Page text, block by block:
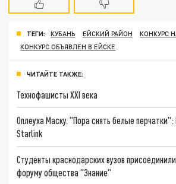
ТЕГИ: КУБАНЬ ЕЙСКИЙ РАЙОН
КОНКУРС
КОНКУРС ОБЪЯВЛЕН В ЕЙСКЕ
ЧИТАЙТЕ ТАКЖЕ:
Технофашисты XXI века
Оплеуха Маску. "Пора снять белые перчатки":
Starlink
Студенты краснодарских вузов
форуму общества "Знание"